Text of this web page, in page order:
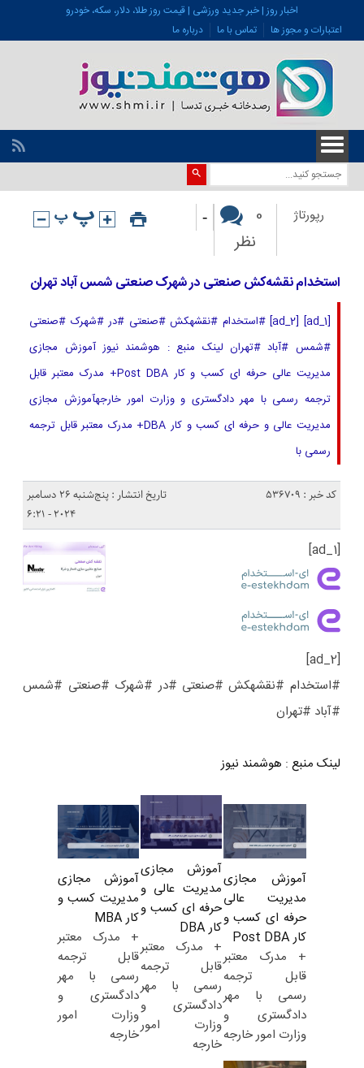
اخبار روز | خبر جدید ورزشی | قیمت روز طلا، دلار، سکه، خودرو
اعتبارات و مجوز ها
تماس با ما درباره ما
رپورتاژ
0
نظر
-
استخدام نقشه‌کش صنعتی در شهرک صنعتی شمس آباد تهران
[ad_1] [ad_2] #استخدام #نقشهکش #صنعتی #در #شهرک #صنعتی
#شمس #آباد #تهران لینک منبع : هوشمند نیوز آموزش مجازی
مدیریت عالی حرفه ای کسب و کار Post DBA+ مدرک معتبر قابل
ترجمه رسمی با مهر دادگستری و وزارت امور خارجهآموزش مجازی
مدیریت عالی و حرفه ای کسب و کار DBA+ مدرک معتبر قابل ترجمه
رسمی با
کد خبر : 536709
تاریخ انتشار : پنج‌شنبه 26 دسامبر
2024 - 6:21
[ad_1]
[ad_2]
#استخدام #نقشهکش #صنعتی #در #شهرک #صنعتی #شمس
#آباد #تهران
لینک منبع : هوشمند نیوز
آموزش مجازی
مدیریت عالی
حرفه ای کسب و
کار Post DBA
+ مدرک معتبر
قابل ترجمه
رسمی با مهر
دادگستری و
وزارت امور خارجه
آموزش مجازی
مدیریت عالی و
حرفه ای کسب و
کار DBA
+ مدرک معتبر
قابل ترجمه
رسمی با مهر
دادگستری و
وزارت امور
خارجه
آموزش مجازی
مدیریت کسب و
کار MBA
+ مدرک معتبر
قابل ترجمه
رسمی با مهر
دادگستری و
وزارت امور
خارجه